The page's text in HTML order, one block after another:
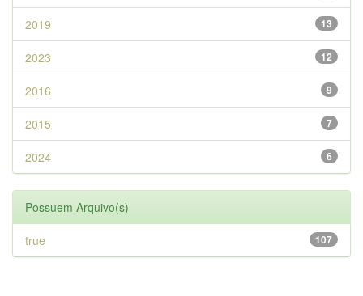
13
2019
12
2023
9
2016
7
2015
6
2024
Possuem Arquivo(s)
107
true